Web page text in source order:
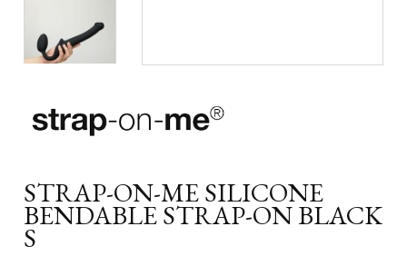
STRAP-ON-ME SILICONE
BENDABLE STRAP-ON BLACK
S